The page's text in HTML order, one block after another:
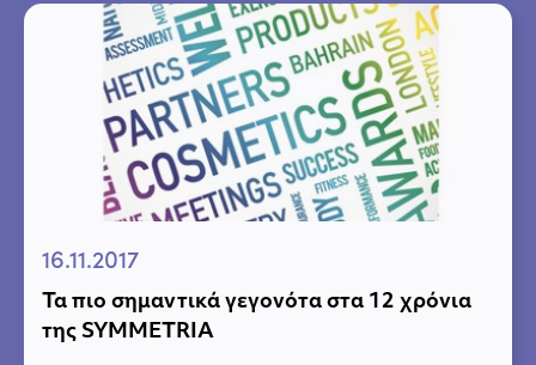
16.11.2017
Τα πιο σημαντικά γεγονότα στα 12 χρόνια
της SYMMETRIA